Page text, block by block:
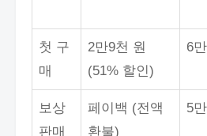
첫 구
매
2만9천 원
(51% 할인)
6
보상
판매
페이백 (전액
환불)
5